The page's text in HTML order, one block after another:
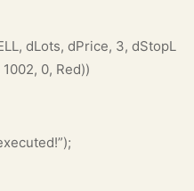
dLots, dPrice, 3, dStopL
0, Red))